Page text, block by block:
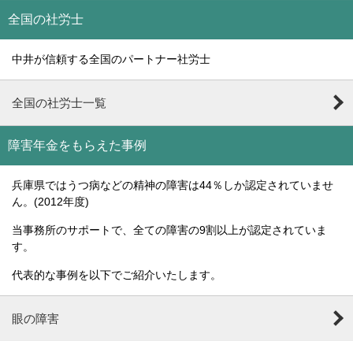
全国の社労士
中井が信頼する全国のパートナー社労士
全国の社労士一覧
障害年金をもらえた事例
兵庫県ではうつ病などの精神の障害は44％しか認定されていませ
ん。(2012年度)
当事務所のサポートで、全ての障害の9割以上が認定されていま
す。
代表的な事例を以下でご紹介いたします。
眼の障害